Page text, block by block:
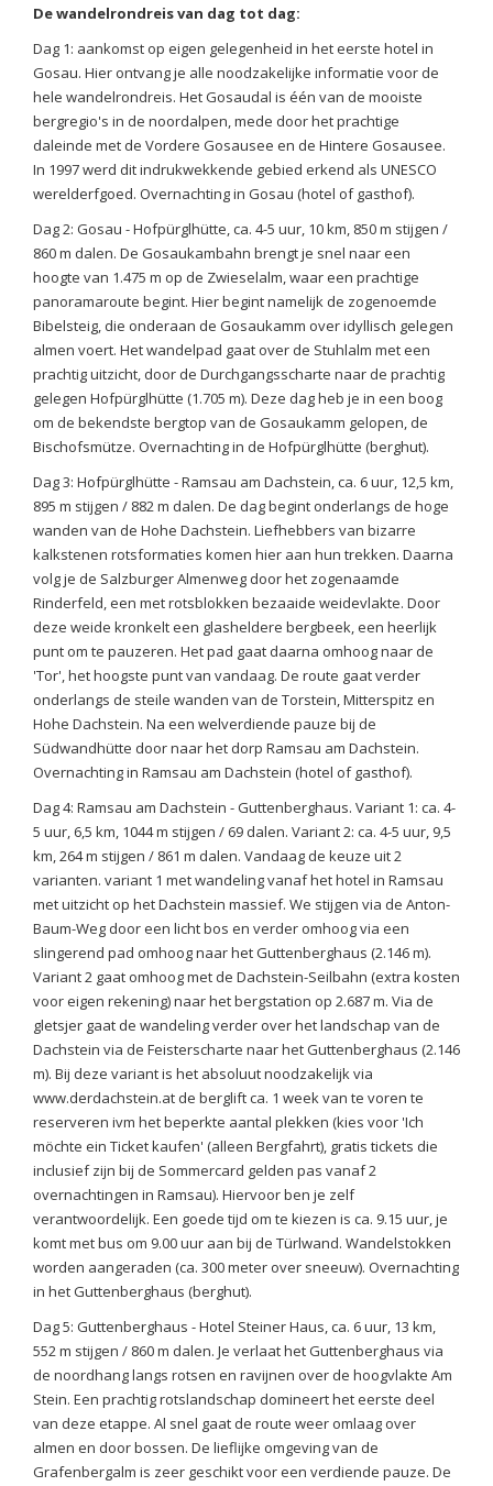
De wandelrondreis van dag tot dag:
Dag 1: aankomst op eigen gelegenheid in het eerste hotel in
Gosau. Hier ontvang je alle noodzakelijke informatie voor de
hele wandelrondreis. Het Gosaudal is één van de mooiste
bergregio's in de noordalpen, mede door het prachtige
daleinde met de Vordere Gosausee en de Hintere Gosausee.
In 1997 werd dit indrukwekkende gebied erkend als UNESCO
werelderfgoed. Overnachting in Gosau (hotel of gasthof).
Dag 2: Gosau - Hofpürglhütte, ca. 4-5 uur, 10 km, 850 m stijgen /
860 m dalen. De Gosaukambahn brengt je snel naar een
hoogte van 1.475 m op de Zwieselalm, waar een prachtige
panoramaroute begint. Hier begint namelijk de zogenoemde
Bibelsteig, die onderaan de Gosaukamm over idyllisch gelegen
almen voert. Het wandelpad gaat over de Stuhlalm met een
prachtig uitzicht, door de Durchgangsscharte naar de prachtig
gelegen Hofpürglhütte (1.705 m). Deze dag heb je in een boog
om de bekendste bergtop van de Gosaukamm gelopen, de
Bischofsmütze. Overnachting in de Hofpürglhütte (berghut).
Dag 3: Hofpürglhütte - Ramsau am Dachstein, ca. 6 uur, 12,5 km,
895 m stijgen / 882 m dalen. De dag begint onderlangs de hoge
wanden van de Hohe Dachstein. Liefhebbers van bizarre
kalkstenen rotsformaties komen hier aan hun trekken. Daarna
volg je de Salzburger Almenweg door het zogenaamde
Rinderfeld, een met rotsblokken bezaaide weidevlakte. Door
deze weide kronkelt een glasheldere bergbeek, een heerlijk
punt om te pauzeren. Het pad gaat daarna omhoog naar de
'Tor', het hoogste punt van vandaag. De route gaat verder
onderlangs de steile wanden van de Torstein, Mitterspitz en
Hohe Dachstein. Na een welverdiende pauze bij de
Südwandhütte door naar het dorp Ramsau am Dachstein.
Overnachting in Ramsau am Dachstein (hotel of gasthof).
Dag 4: Ramsau am Dachstein - Guttenberghaus. Variant 1: ca. 4-
5 uur, 6,5 km, 1044 m stijgen / 69 dalen. Variant 2: ca. 4-5 uur, 9,5
km, 264 m stijgen / 861 m dalen. Vandaag de keuze uit 2
varianten. variant 1 met wandeling vanaf het hotel in Ramsau
met uitzicht op het Dachstein massief. We stijgen via de Anton-
Baum-Weg door een licht bos en verder omhoog via een
slingerend pad omhoog naar het Guttenberghaus (2.146 m).
Variant 2 gaat omhoog met de Dachstein-Seilbahn (extra kosten
voor eigen rekening) naar het bergstation op 2.687 m. Via de
gletsjer gaat de wandeling verder over het landschap van de
Dachstein via de Feisterscharte naar het Guttenberghaus (2.146
m). Bij deze variant is het absoluut noodzakelijk via
www.derdachstein.at de berglift ca. 1 week van te voren te
reserveren ivm het beperkte aantal plekken (kies voor 'Ich
möchte ein Ticket kaufen' (alleen Bergfahrt), gratis tickets die
inclusief zijn bij de Sommercard gelden pas vanaf 2
overnachtingen in Ramsau). Hiervoor ben je zelf
verantwoordelijk. Een goede tijd om te kiezen is ca. 9.15 uur, je
komt met bus om 9.00 uur aan bij de Türlwand. Wandelstokken
worden aangeraden (ca. 300 meter over sneeuw). Overnachting
in het Guttenberghaus (berghut).
Dag 5: Guttenberghaus - Hotel Steiner Haus, ca. 6 uur, 13 km,
552 m stijgen / 860 m dalen. Je verlaat het Guttenberghaus via
de noordhang langs rotsen en ravijnen over de hoogvlakte Am
Stein. Een prachtig rotslandschap domineert het eerste deel
van deze etappe. Al snel gaat de route weer omlaag over
almen en door bossen. De lieflijke omgeving van de
Grafenbergalm is zeer geschikt voor een verdiende pauze. De